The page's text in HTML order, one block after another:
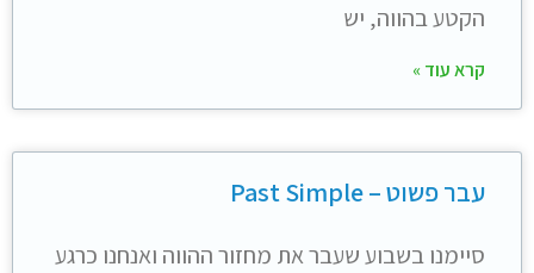
הקטע בהווה, יש
קרא עוד »
עבר פשוט – Past Simple
סיימנו בשבוע שעבר את מחזור ההווה ואנחנו כרגע